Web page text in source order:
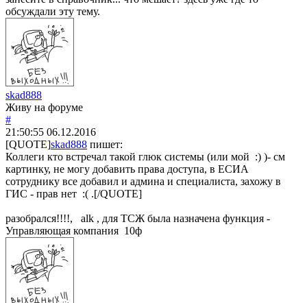
обсуждали эту тему.
skad888
Живу на форуме
#
21:50:55 06.12.2016
[QUOTE]skad888 пишет:
Коллеги кто встречал такой глюк системы (или мой :) )- см
картинку, не могу добавить права доступа, в ЕСИА
сотруднику все добавил и админа и специалиста, захожу в
ГИС - прав нет :( .[/QUOTE]
разобрался!!!!, alk , для ТСЖ была назначена функция -
Управляющая компания 10ф